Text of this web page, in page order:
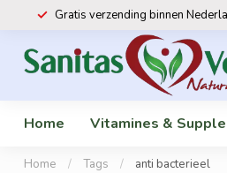
Gratis verzending binnen
Home Vitamines &
Home / Tags / anti bacterieel